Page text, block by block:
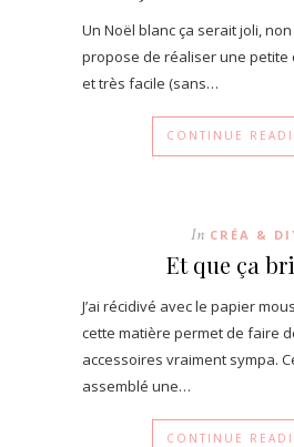
Un Noël blanc ça serait joli, non
propose de réaliser une petite
et très facile (sans…
CONTINUE
In CRÉA &
Et que ça
J’ai récidivé avec le papier
cette matière permet de faire
accessoires vraiment sympa.
assemblé une…
CONTINUE